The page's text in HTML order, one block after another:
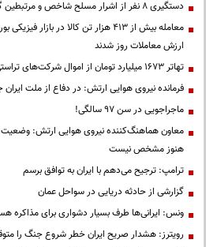
دستگیری ۸ نفر از اشرار مسلح شاخص و مرتبطین گروهک‌های تروریستی
معامله بیش از ۴۱۳ هزار تن کالا در
ارزش معاملات روز شدند
تهاتر ۱۶۷۳ میلیارد تومان از اموال شرکت‌های تراستی
فرمانده نیروی هوایی ارتش: در دفاع از ملت
ماجراجویی در سن ۹۷ سالگی!
معاون هماهنگ‌کننده نیروی هوایی ارتش: وضعیت
هنوز مشخص نیست
ترامپ: ترجیح می‌دهم با ایران به توافق برسم
گزارشی از حادثه دریایی در سواحل عمان
ونس: ایرانی‌ها طرف بسیار دشواری برای مذاکره
رویترز: هشدار صریح ایران خطر شروع جنگ را